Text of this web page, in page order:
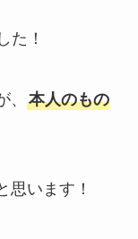
た！
本人のもの
思います！